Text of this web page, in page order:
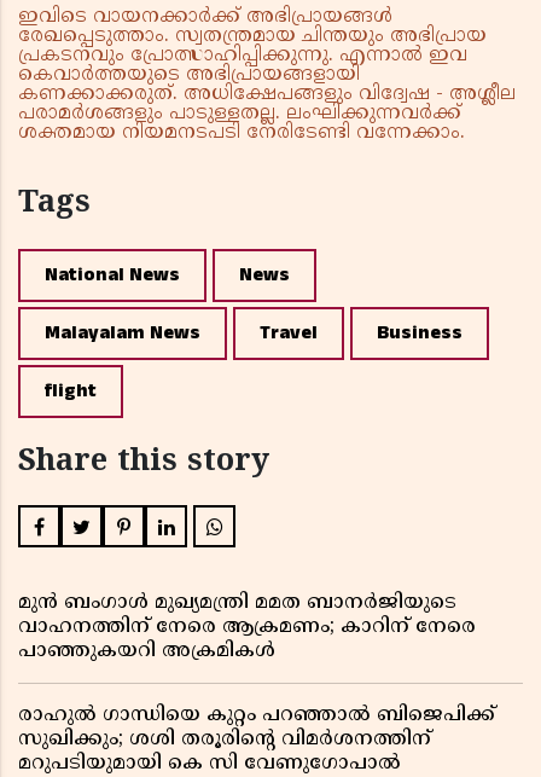
ഇവിടെ വായനക്കാർക്ക് അഭിപ്രായങ്ങൾ
രേഖപ്പെടുത്താം. സ്വതന്ത്രമായ ചിന്തയും അഭിപ്രായ
പ്രകടനവും പ്രോത്സാഹിപ്പിക്കുന്നു. എന്നാൽ ഇവ
കെവാർത്തയുടെ അഭിപ്രായങ്ങളായി
കണക്കാക്കരുത്. അധിക്ഷേപങ്ങളും വിദ്വേഷ - അശ്ലീല
പരാമർശങ്ങളും പാടുള്ളതല്ല. ലംഘിക്കുന്നവർക്ക്
ശക്തമായ നിയമനടപടി നേരിടേണ്ടി വന്നേക്കാം.
Tags
National News News
Malayalam News Travel Business
flight
Share this story
മുൻ ബംഗാൾ മുഖ്യമന്ത്രി മമത ബാനർജിയുടെ
വാഹനത്തിന് നേരെ ആക്രമണം; കാറിന് നേരെ
പാഞ്ഞുകയറി അക്രമികൾ
രാഹുൽ ഗാന്ധിയെ കുറ്റം പറഞ്ഞാൽ ബിജെപിക്ക്
സുഖിക്കും; ശശി തരൂരിന്റെ വിമർശനത്തിന്
മറുപടിയുമായി കെ സി വേണുഗോപാൽ